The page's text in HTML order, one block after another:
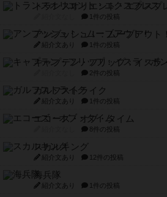
トランスオリエント・エクスプ
1件の投稿
アンブッシュ！：ムーブアウト！
紹介文あり 1件の投稿
キャプテン・フリップ：イスラ
2件の投稿
ガルフストライク
紹介文あり 1件の投稿
エコーズ・オブ・タイム
8件の投稿
スカルキング
紹介文あり 12件の投稿
海兵隊
紹介文あり 1件の投稿